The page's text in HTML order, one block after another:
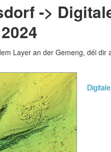
->
Layer an der Gemeng, déi